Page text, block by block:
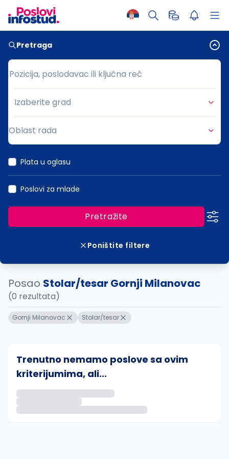
Pretraga
Pozicija, poslodavac ili ključna reč
Pozicija, poslodavac ili ključna reč
Grad
Izaberite grad
Oblast rada
Plata u oglasu
Poslovi za mlade
Pretražite
Poništite filtere
Posao Stolar/tesar Gornji Milanovac
(0 rezultata)
Gornji Milanovac Stolar/tesar
Trenutno nemamo poslove sa ovim
kriterijumima, ali...